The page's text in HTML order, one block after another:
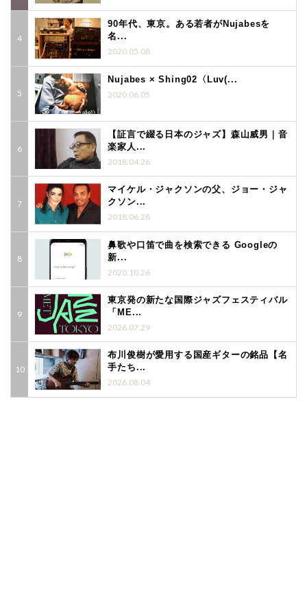
90年代、東京。ある若者がNujabesを
名...
2020.05.08
Nujabes × Shing02〈Luv(...
2020.06.05
【証言で綴る日本のジャズ】森山威男｜音
楽家人...
2018.04.26
マイケル・ジャクソンの父、ジョー・ジャ
クソン...
2018.06.28
鼻歌や口笛で曲を検索できる Googleの
新...
2020.10.26
東京発の新たな国際ジャズフェスティバル
「ME...
2026.07.29
布川俊樹が愛用する国産ギターの銘品【名
手たち...
2026.08.04